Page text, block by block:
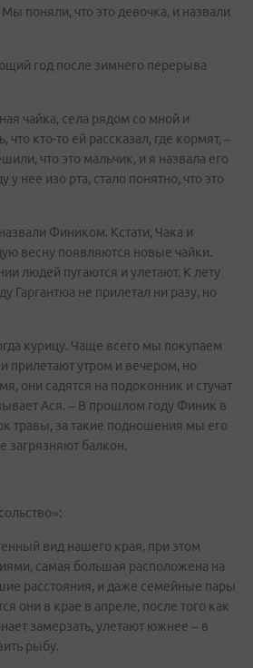
поняли, что это девочка, и назвали
год после зимнего перерыва
чайка, села рядом со мной и
что кто-то ей рассказал, где кормят, –
что это мальчик, и я назвала его
нее изо рта, стало понятно, что это
Фиником. Кстати, Чака и
весну появляются новые чайки.
людей пугаются и улетают. К лету
Гаргантюа не прилетал ни разу, но
курицу. Чаще всего мы покупаем
прилетают утром и вечером, но
они садятся на подоконник и стучат
Ася. – В прошлом году Финик в
травы, за такие подношения мы его
загрязняют балкон.
вид нашего края, при этом
самая большая расположена на
расстояния, и даже семейные пары
они в крае в апреле, после того как
замерзать, улетают южнее – в
рыбу.